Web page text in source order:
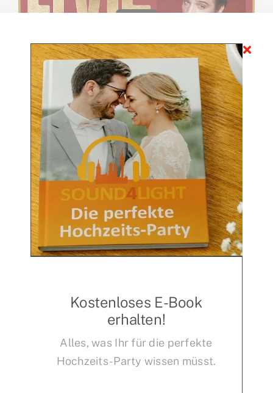
Kostenloses E-Book
erhalten!
Alles, was Ihr für die perfekte
Hochzeits-Party wissen müsst.